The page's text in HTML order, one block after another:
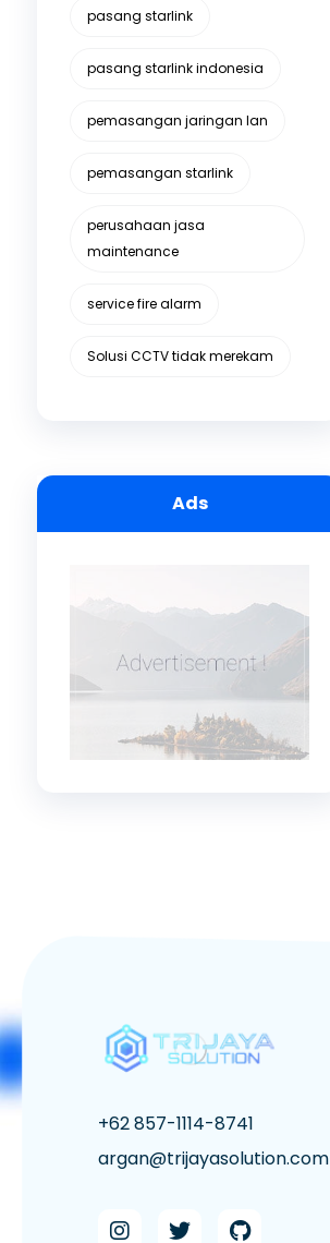
pasang starlink
pasang starlink indonesia
pemasangan jaringan lan
pemasangan starlink
perusahaan jasa
maintenance
service fire alarm
Solusi CCTV tidak merekam
Ads
+62 857-1114-8741
argan@trijayasolution.com